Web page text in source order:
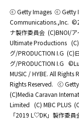
ⓒ Getty Images ⓒ Getty
Communications.,Inc.
ナ製作委員会 (C)BNOI/
Ultimate Productions
グ/PRODUCTION I.G (C)
グ/PRODUCTION I.G
MUSIC / HYBE. All Rights
Rights Reserved. ⓒ
(C)Media Caravan
Limited (C) MBC PLUS
「2019 L♡DK」製作委員